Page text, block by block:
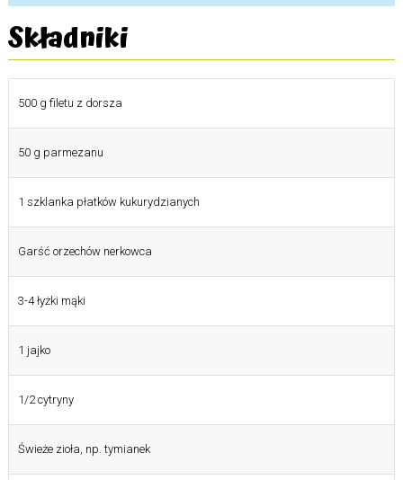
Składniki
500 g filetu z dorsza
50 g parmezanu
1 szklanka płatków kukurydzianych
Garść orzechów nerkowca
3-4 łyżki mąki
1 jajko
1/2 cytryny
Świeże zioła, np. tymianek